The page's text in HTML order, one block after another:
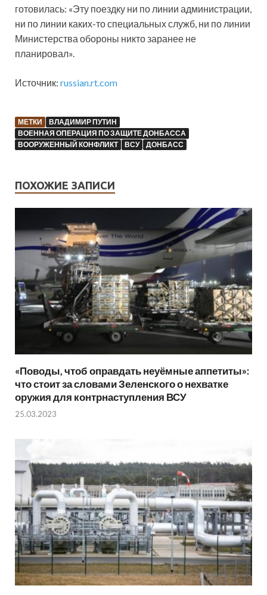
готовилась: «Эту поездку ни по линии администрации,
ни по линии каких-то специальных служб, ни по линии
Министерства обороны никто заранее не
планировал».
Источник: russian.rt.com
МЕТКИ
ВЛАДИМИР ПУТИН
ВОЕННАЯ ОПЕРАЦИЯ ПО ЗАЩИТЕ ДОНБАССА
ВООРУЖЕННЫЙ КОНФЛИКТ
ВСУ ДОНБАСС
ПОХОЖИЕ ЗАПИСИ
«Поводы, чтоб оправдать неуёмные аппетиты»:
что стоит за словами Зеленского о нехватке
оружия для контрнаступления ВСУ
25.03.2023